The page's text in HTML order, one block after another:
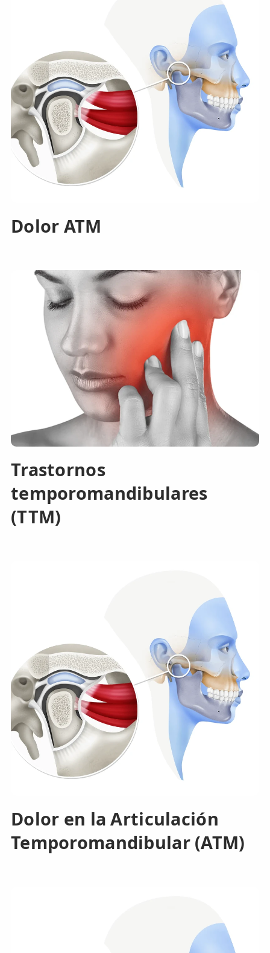
Dolor ATM
Trastornos
temporomandibulares
(TTM)
Dolor en la Articulación
Temporomandibular (ATM)